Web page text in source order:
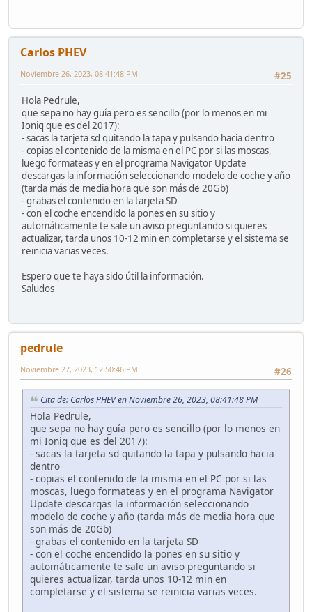
Carlos PHEV
#25
Noviembre 26, 2023, 08:41:48 PM
Hola Pedrule,
que sepa no hay guía pero es sencillo (por lo menos en mi
Ioniq que es del 2017):
- sacas la tarjeta sd quitando la tapa y pulsando hacia dentro
- copias el contenido de la misma en el PC por si las moscas,
luego formateas y en el programa Navigator Update
descargas la información seleccionando modelo de coche y año
(tarda más de media hora que son más de 20Gb)
- grabas el contenido en la tarjeta SD
- con el coche encendido la pones en su sitio y
automáticamente te sale un aviso preguntando si quieres
actualizar, tarda unos 10-12 min en completarse y el sistema se
reinicia varias veces.
Espero que te haya sido útil la información.
Saludos
pedrule
#26
Noviembre 27, 2023, 12:50:46 PM
Cita de: Carlos PHEV en Noviembre 26, 2023, 08:41:48 PM
Hola Pedrule,
que sepa no hay guía pero es sencillo (por lo menos en
mi Ioniq que es del 2017):
- sacas la tarjeta sd quitando la tapa y pulsando hacia
dentro
- copias el contenido de la misma en el PC por si las
moscas, luego formateas y en el programa Navigator
Update descargas la información seleccionando
modelo de coche y año (tarda más de media hora que
son más de 20Gb)
- grabas el contenido en la tarjeta SD
- con el coche encendido la pones en su sitio y
automáticamente te sale un aviso preguntando si
quieres actualizar, tarda unos 10-12 min en
completarse y el sistema se reinicia varias veces.